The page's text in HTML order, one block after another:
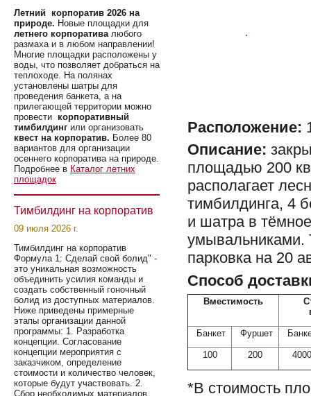
Расположение:
Описание:
площадью 200
располагает
тимбилдинга, 4
и шатра в
умывальниками.
парковка на 20
Способ
Вместимость
Банкет Фуршет
100 200 4000
*В стоимость
Летний корпоратив 2026 на
природе. Новые площадки для
летнего корпоративалюбого
размаха и в любом направлении!
Многие площадки расположены у
воды, что позволяет добраться на
теплоходе. На полянах
установлены шатры для
проведения банкета, а на
прилегающей территории можно
провести корпоративный
тимбилдинг или организовать
квест на корпоратив. Более 80
вариантов для организации
осеннего корпоратива на природе.
Подробнее в Каталог летних
площадок
Тимбилдинг на корпоратив
09 июля 2026 г.
Тимбилдинг на корпоратив
Формула 1: Сделай свой болид" -
это уникальная возможность
объединить усилия команды и
создать собственный гоночный
болид из доступных материалов.
Ниже приведены примерные
этапы организации данной
программы: 1. Разработка
концепции. Согласование
концепции мероприятия с
заказчиком, определение
стоимости и количество человек,
которые будут участвовать. 2.
Сбор необходимых материалов.